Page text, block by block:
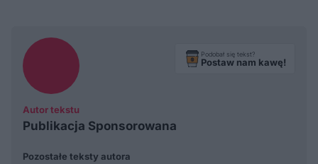
Autor tekstu
Publikacja Sponsorowana
Podobał się tekst?
Postaw nam kawę!
Pozostałe teksty autora